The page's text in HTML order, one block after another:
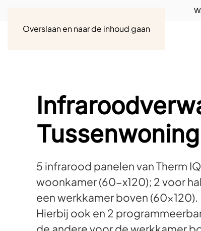
Overslaan en naar de inhoud gaan
5 infrarood panelen van Therm
woonkamer (60-x120); 2 voor
een werkkamer boven (60×120).
Hierbij ook en 2